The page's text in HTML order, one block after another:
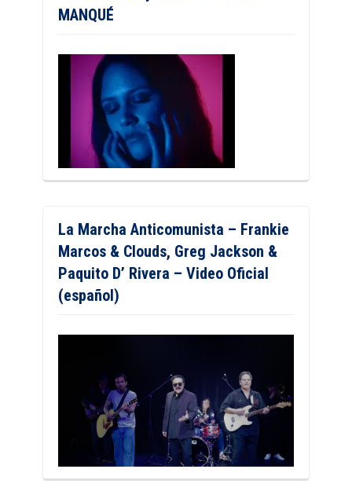
MANQUÉ
La Marcha Anticomunista – Frankie
Marcos & Clouds, Greg Jackson &
Paquito D’ Rivera – Video Oficial
(español)